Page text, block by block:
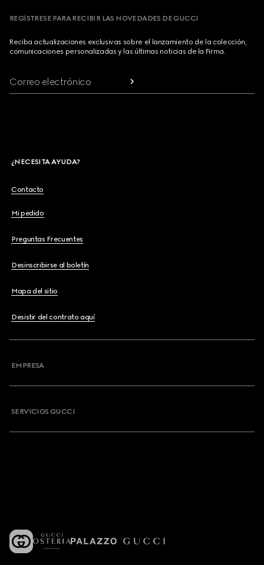
REGÍSTRESE PARA RECIBIR LAS NOVEDADES DE GUCCI
Reciba actualizaciones exclusivas sobre el lanzamiento de la colección,
comunicaciones personalizadas y las últimas noticias de la Firma.
Correo electrónico
¿NECESITA AYUDA?
Contacto
Mi pedido
Preguntas Frecuentes
Desinscribirse al boletín
Mapa del sitio
Desistir del contrato aquí
EMPRESA
SERVICIOS GUCCI